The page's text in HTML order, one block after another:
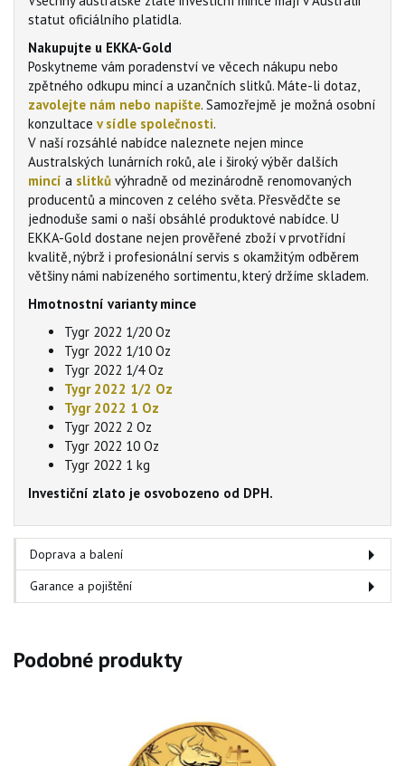
statut oficiálního platidla.
Nakupujte u EKKA-Gold
Poskytneme vám poradenství ve věcech nákupu nebo
zpětného odkupu mincí a uzančních slitků. Máte-li dotaz,
zavolejte nám nebo napište. Samozřejmě je možná osobní
konzultace v sídle společnosti.
V naší rozsáhlé nabídce naleznete nejen mince
Australských lunárních roků, ale i široký výběr dalších
mincí a slitků výhradně od mezinárodně renomovaných
producentů a mincoven z celého světa. Přesvědčte se
jednoduše sami o naší obsáhlé produktové nabídce. U
EKKA-Gold dostane nejen prověřené zboží v prvotřídní
kvalitě, nýbrž i profesionální servis s okamžitým odběrem
většiny námi nabízeného sortimentu, který držíme skladem.
Hmotnostní varianty mince
Tygr 2022 1/20 Oz
Tygr 2022 1/10 Oz
Tygr 2022 1/4 Oz
Tygr 2022 1/2 Oz
Tygr 2022 1 Oz
Tygr 2022 2 Oz
Tygr 2022 10 Oz
Tygr 2022 1 kg
Investiční zlato je osvobozeno od DPH.
Doprava a balení
Garance a pojištění
Podobné produkty